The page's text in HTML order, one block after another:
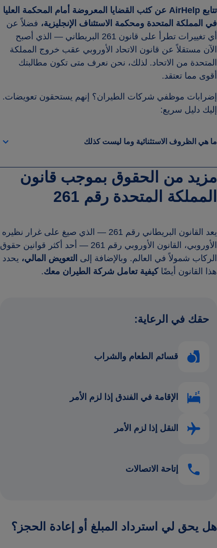
تتابع AirHelp عن كثب القضايا المعروضة أمام المحكمة العليا
في المملكة المتحدة ومحكمة الاستئناف الإنجليزية، فضلاً عن
أي تغييرات تطرأ على قانون 261 البريطاني — الذي أصبح
الآن مستقلاً عن قانون الاتحاد الأوروبي عقب خروج المملكة
المتحدة من الاتحاد. لذلك، نحن نعرف متى تكون مطالبتك
أقوى مما تعتقد.
إضرابات موظفي شركات الطيران؟ إنهم يستحقون تعويضات.
إليك دليل سريع:
ما هي الظروف الاستثنائية وما ليست كذلك
مزيد من الحقوق بموجب قانون
المملكة المتحدة رقم 261
يعد القانون البريطاني رقم 261 — الذي صيغ على غرار نظيره
الأوروبي، القانون الأوروبي رقم 261 — أحد أكثر قوانين حقوق
الركاب شمولاً في العالم. وبالإضافة إلى التعويض المالي، يحدد
هذا القانون أيضًاكيفية تعامل شركة الطيران معك.
حقك في الرعاية:
قسائم الطعام والشراب
الإقامة في الفندق إذا لزم الأمر
النقل إذا لزم الأمر
إتاحة الاتصالات
هل يحق لي استرداد المبلغ أو إعادة الحجز؟